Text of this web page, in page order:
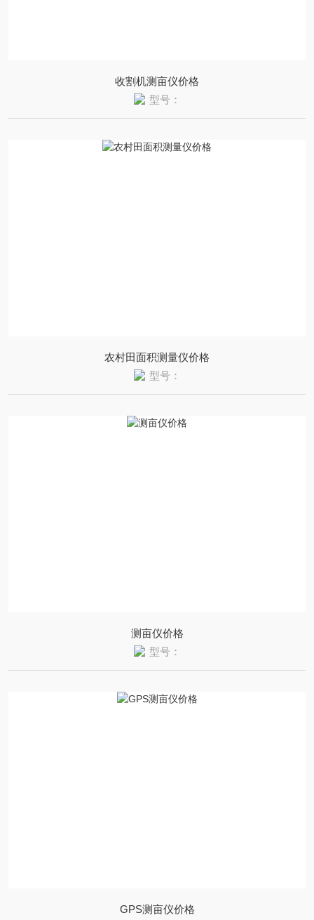
收割机测亩仪价格
型号：
农村田面积测量仪价格
型号：
测亩仪价格
型号：
GPS测亩仪价格